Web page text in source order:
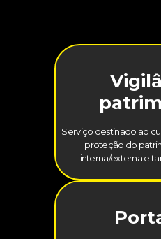
Serviço destinado ao
proteção do
interna/externa e